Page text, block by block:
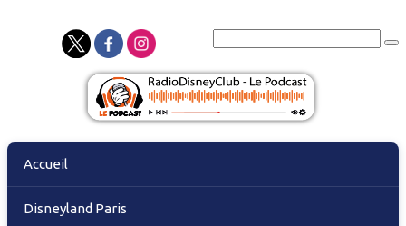
Skip
Accueil
Disneyland Paris